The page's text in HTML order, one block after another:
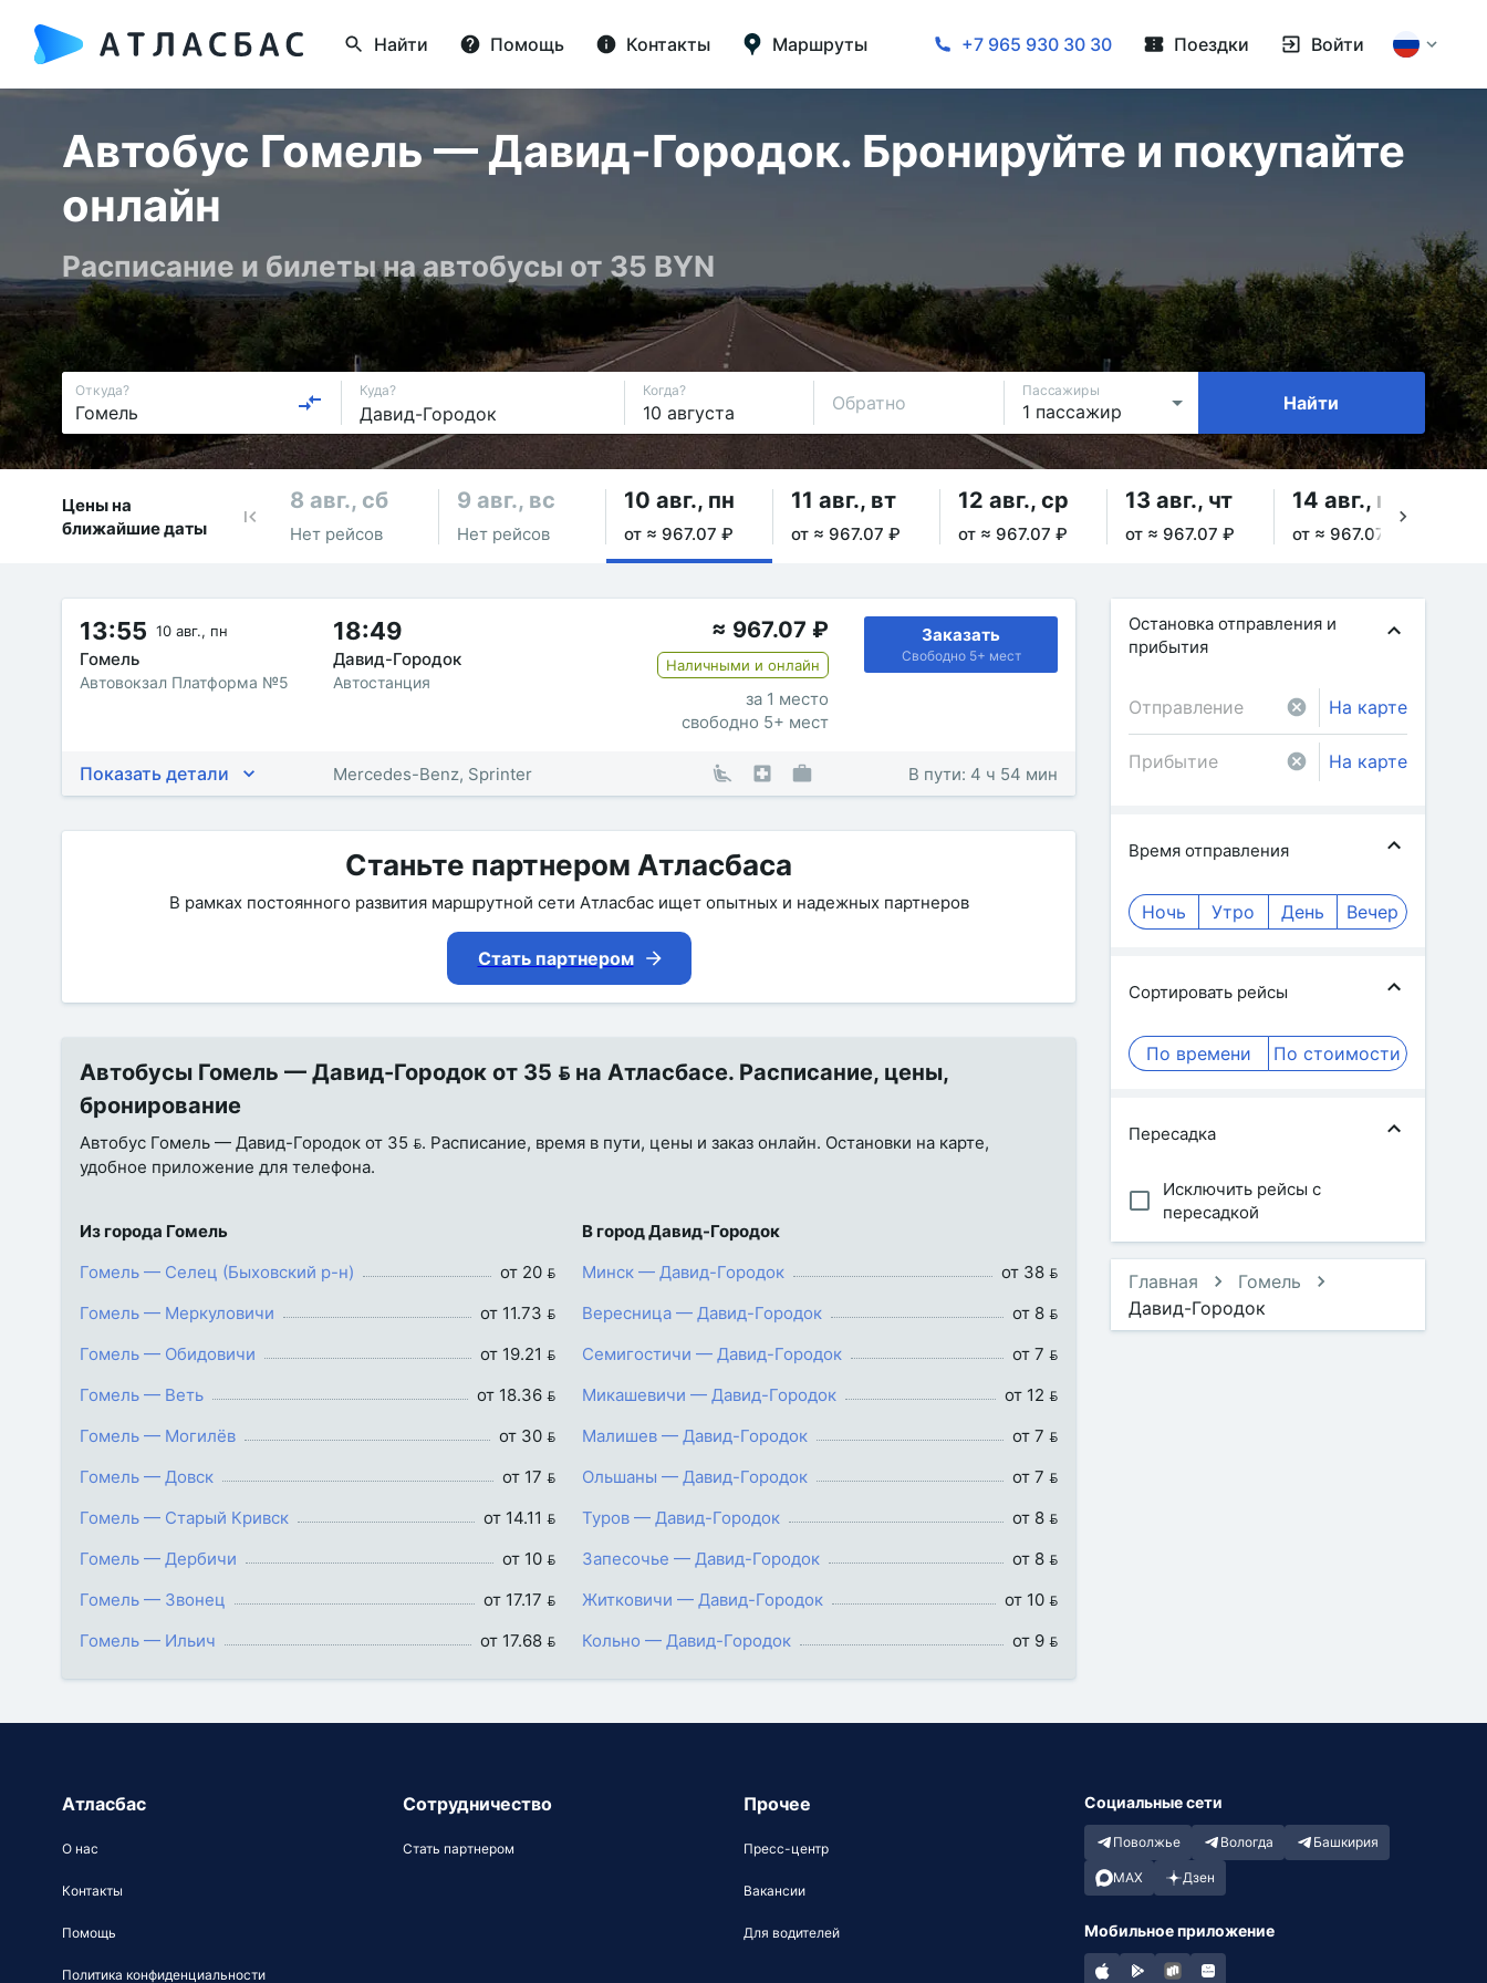
Найти Помощь Контакты Маршруты +7 965 930 30 30 Поездки Войти
Автобус Гомель — Давид-Городок. Бронируйте и покупайте
онлайн
Расписание и билеты на автобусы от 35 BYN
Откуда? Куда? Когда?
Обратно
Пассажиры
Найти
Цены на
ближайшие даты
8 авг., сб
Нет рейсов
9 авг., вс
Нет рейсов
10 авг., пн
от ≈ 967.07 ₽
11 авг., вт
от ≈ 967.07 ₽
12 авг., ср
от ≈ 967.07 ₽
13 авг., чт
от ≈ 967.07 ₽
14 авг., пт
от ≈ 967.07 ₽
13:55 10 авг., пн
Гомель
Автовокзал Платформа №5
18:49
Давид-Городок
Автостанция
≈ 967.07 ₽
Наличными и онлайн
за 1 место
свободно 5+ мест
Заказать
Свободно 5+ мест
Показать детали Mercedes-Benz, Sprinter В пути: 4 ч 54 мин
Станьте партнером Атласбаса
В рамках постоянного развития маршрутной сети Атласбас ищет опытных и надежных партнеров
Стать партнером
Автобусы Гомель — Давид-Городок от 35  на Атласбасе. Расписание, цены,
бронирование
Автобус Гомель — Давид-Городок от 35 . Расписание, время в пути, цены и заказ онлайн. Остановки на карте,
удобное приложение для телефона.
Из города Гомель
Гомель — Селец (Быховский р-н)
от 20 
Гомель — Меркуловичи
от 11.73 
Гомель — Обидовичи
от 19.21 
Гомель — Веть
от 18.36 
Гомель — Могилёв
от 30 
Гомель — Довск
от 17 
Гомель — Старый Кривск
от 14.11 
Гомель — Дербичи
от 10 
Гомель — Звонец
от 17.17 
Гомель — Ильич
от 17.68 
В город Давид-Городок
Минск — Давид-Городок
от 38 
Вересница — Давид-Городок
от 8 
Семигостичи — Давид-Городок
от 7 
Микашевичи — Давид-Городок
от 12 
Малишев — Давид-Городок
от 7 
Ольшаны — Давид-Городок
от 7 
Туров — Давид-Городок
от 8 
Запесочье — Давид-Городок
от 8 
Житковичи — Давид-Городок
от 10 
Кольно — Давид-Городок
от 9 
Остановка отправления и
прибытия
На карте
На карте
Время отправления
Ночь Утро День Вечер
Сортировать рейсы
По времени По стоимости
Пересадка
Исключить рейсы с
пересадкой
Главная
Гомель
Давид-Городок
Атласбас
О нас
Контакты
Помощь
Политика конфиденциальности
Сотрудничество
Стать партнером
Прочее
Пресс-центр
Вакансии
Для водителей
Социальные сети
Поволжье Вологда Башкирия
MAX Дзен
Мобильное приложение